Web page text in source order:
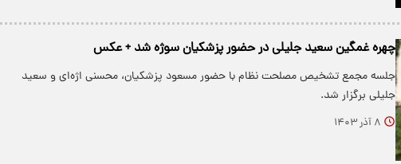
چهره غمگین سعید جلیلی در حضور پزشکیان سوژه شد + عکس
جلسه مجمع تشخیص مصلحت نظام با حضور مسعود پزشکیان، محسنی اژه‌ای و سعید
جلیلی برگزار شد.
۸ آذر ۱۴۰۳